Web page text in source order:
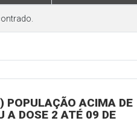
POPULAÇÃO ACIMA DE
A DOSE 2 ATÉ 09 DE